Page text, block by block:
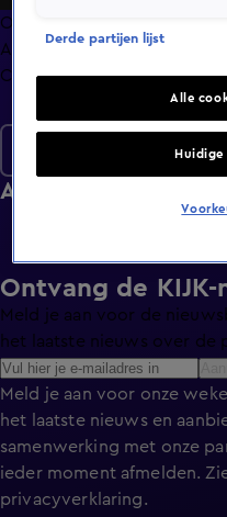
diefstal. De emoties
komt in actie.
Overzicht
Afleveringen
Clips
Afleveringen
Ontvang de
Meld je aan voor de
het laatste nieuws over de
Meld je aan voor onze
het laatste nieuws en
samenwerking met onze
ieder moment afmelden.
privacyverklaring.
Derde partijen lijst
Alle
Huidige